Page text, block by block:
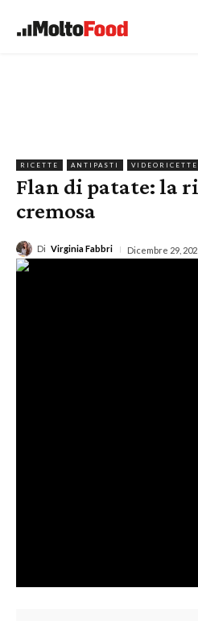
RICETTE ANTIPASTI VIDEORICETTE
Flan di patate: la
cremosa
Di Virginia Fabbri Dicembre 29,